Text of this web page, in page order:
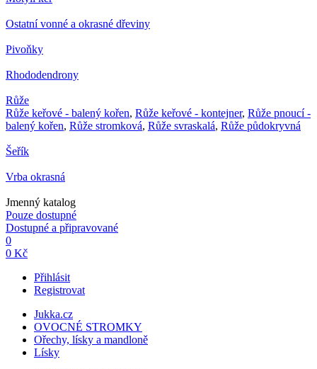
Ostatní vonné a okrasné dřeviny
Pivoňky
Rhododendrony
Růže
Růže keřové - balený kořen, Růže keřové - kontejner, Růže pnoucí -
balený kořen, Růže stromková, Růže svraskalá, Růže půdokryvná
Šeřík
Vrba okrasná
Jmenný katalog
Pouze dostupné
Dostupné a připravované
0
0 Kč
Přihlásit
Registrovat
Jukka.cz
OVOCNÉ STROMKY
Ořechy, lísky a mandloně
Lísky